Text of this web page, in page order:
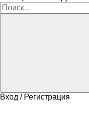
Вход / Регистрация